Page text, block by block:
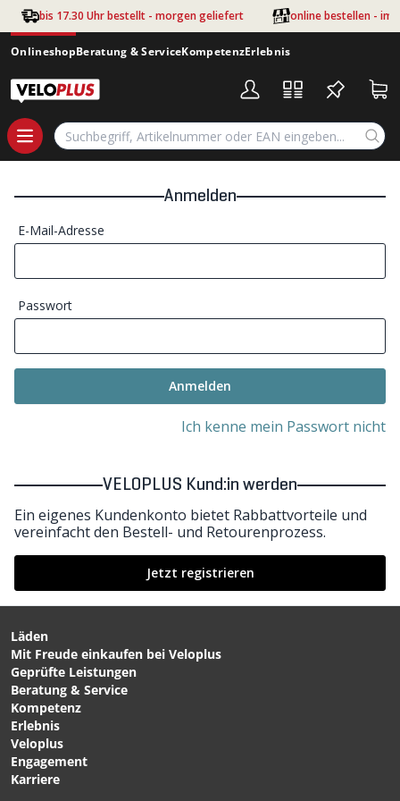
Zum Hauptinhalt springen
bis 17.30 Uhr bestellt - morgen geliefert online bestellen - im
OnlineshopBeratung & ServiceKompetenzErlebnis
Anmelden
E-Mail-Adresse
Passwort
Anmelden
Ich kenne mein Passwort nicht
VELOPLUS Kund:in werden
Ein eigenes Kundenkonto bietet Rabbattvorteile und
vereinfacht den Bestell- und Retourenprozess.
Jetzt registrieren
Läden
Mit Freude einkaufen bei Veloplus
Geprüfte Leistungen
Beratung & Service
Kompetenz
Erlebnis
Veloplus
Engagement
Karriere